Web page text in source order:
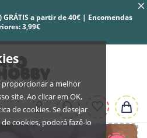
proporcionar a melhor
site. Ao clicar em OK,
de cookies. Se desejar
cookies, poderá fazê-lo
a partir de 40€ | Encomendas
3,99€